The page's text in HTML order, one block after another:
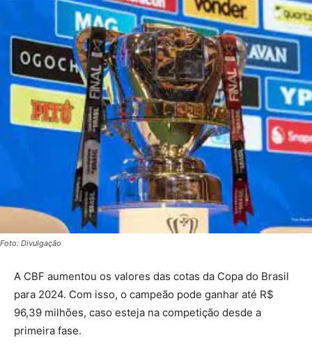
Foto: Divulgação
A CBF aumentou os valores das cotas da Copa do Brasil
para 2024. Com isso, o campeão pode ganhar até R$
96,39 milhões, caso esteja na competição desde a
primeira fase.